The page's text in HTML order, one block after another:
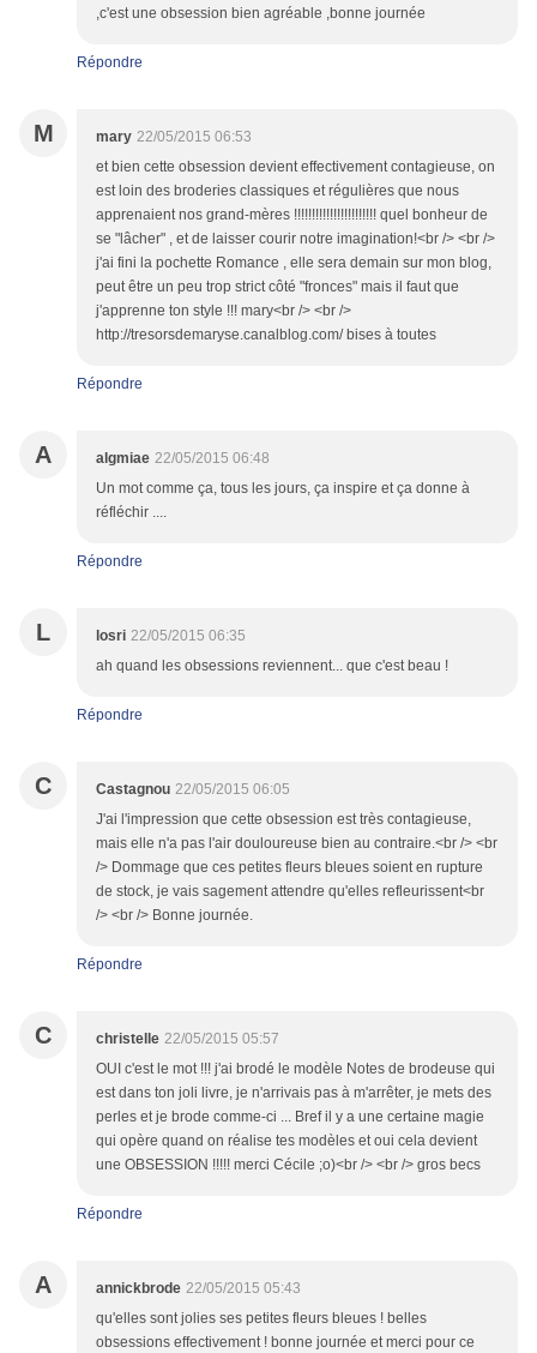
,c'est une obsession bien agréable ,bonne journée
Répondre
M mary 22/05/2015 06:53
et bien cette obsession devient effectivement contagieuse, on
est loin des broderies classiques et régulières que nous
apprenaient nos grand-mères !!!!!!!!!!!!!!!!!!!!!!! quel bonheur de
se "lâcher" , et de laisser courir notre imagination!<br /> <br />
j'ai fini la pochette Romance , elle sera demain sur mon blog,
peut être un peu trop strict côté "fronces" mais il faut que
j'apprenne ton style !!! mary<br /> <br />
http://tresorsdemaryse.canalblog.com/ bises à toutes
Répondre
A algmiae 22/05/2015 06:48
Un mot comme ça, tous les jours, ça inspire et ça donne à
réfléchir ....
Répondre
L losri 22/05/2015 06:35
ah quand les obsessions reviennent... que c'est beau !
Répondre
C Castagnou 22/05/2015 06:05
J'ai l'impression que cette obsession est très contagieuse,
mais elle n'a pas l'air douloureuse bien au contraire.<br /> <br
/> Dommage que ces petites fleurs bleues soient en rupture
de stock, je vais sagement attendre qu'elles refleurissent<br
/> <br /> Bonne journée.
Répondre
C christelle 22/05/2015 05:57
OUI c'est le mot !!! j'ai brodé le modèle Notes de brodeuse qui
est dans ton joli livre, je n'arrivais pas à m'arrêter, je mets des
perles et je brode comme-ci ... Bref il y a une certaine magie
qui opère quand on réalise tes modèles et oui cela devient
une OBSESSION !!!!! merci Cécile ;o)<br /> <br /> gros becs
Répondre
A annickbrode 22/05/2015 05:43
qu'elles sont jolies ses petites fleurs bleues ! belles
obsessions effectivement ! bonne journée et merci pour ce